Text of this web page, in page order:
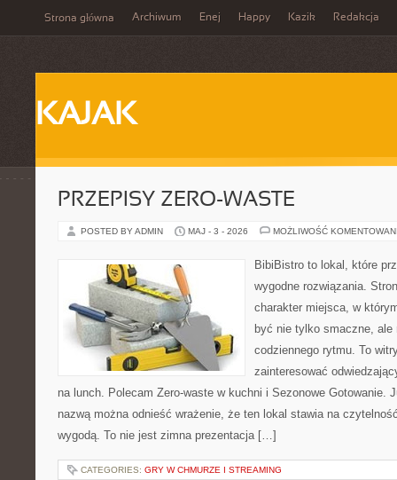
Strona główna Archiwum Enej Happy Kazik Redakcja
KAJAK
PRZEPISY ZERO-WASTE
POSTED BY ADMIN MAJ - 3 - 2026 MOŻLIWOŚĆ
BibiBistro to lokal, które
wygodne rozwiązania.
charakter miejsca, w
być nie tylko smaczne, ale
codziennego rytmu. To
zainteresować
na lunch. Polecam Zero-waste w kuchni i Sezonowe Gotowanie.
nazwą można odnieść wrażenie, że ten lokal stawia na
wygodą. To nie jest zimna prezentacja […]
CATEGORIES: GRY W CHMURZE I STREAMING